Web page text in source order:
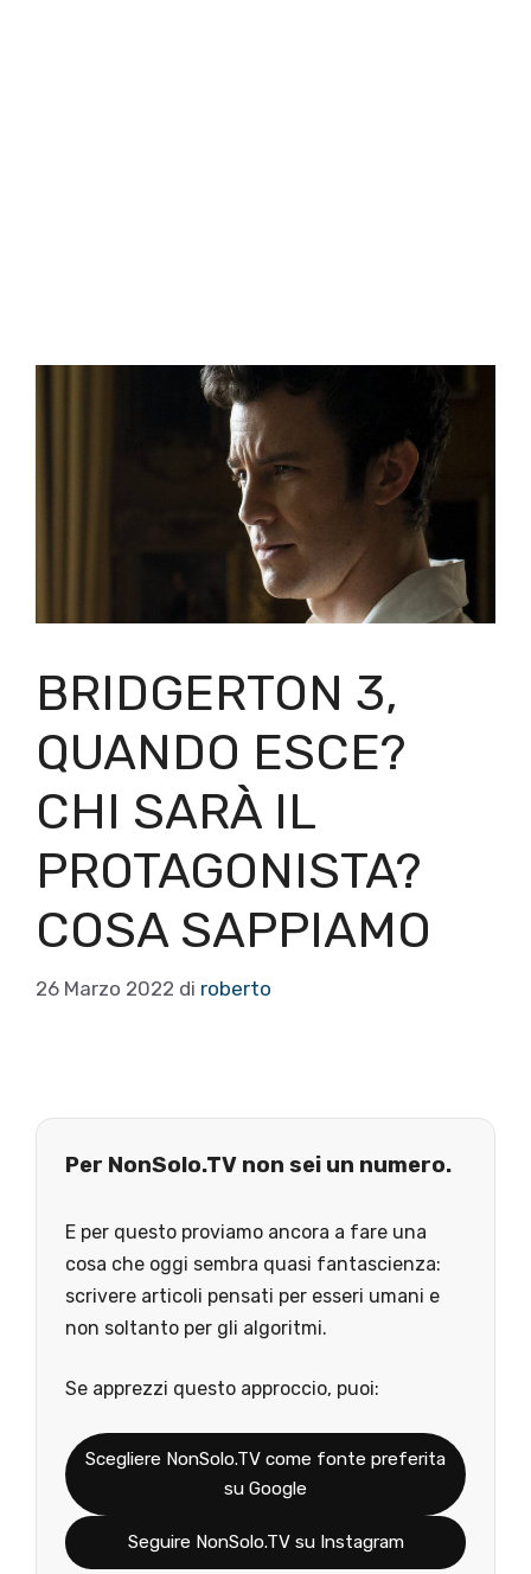
BRIDGERTON 3,
QUANDO ESCE?
CHI SARÀ IL
PROTAGONISTA?
COSA SAPPIAMO
26 Marzo 2022 di roberto
Per NonSolo.TV non sei un numero.
E per questo proviamo ancora a fare una
cosa che oggi sembra quasi fantascienza:
scrivere articoli pensati per esseri umani e
non soltanto per gli algoritmi.
Se apprezzi questo approccio, puoi:
Scegliere NonSolo.TV come fonte preferita
su Google
Seguire NonSolo.TV su Instagram